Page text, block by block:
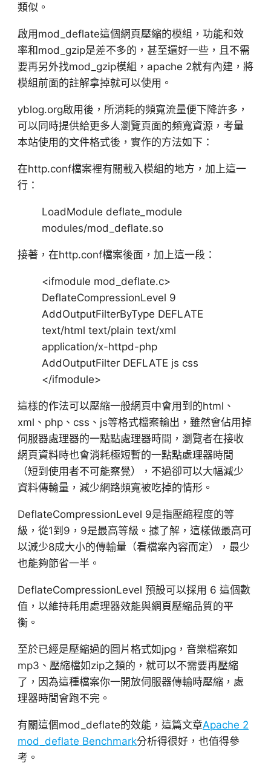
類似。
啟用mod_deflate這個網頁壓縮的模組，功能和效
率和mod_gzip是差不多的，甚至還好一些，且不需
要再另外找mod_gzip模組，apache 2就有內建，將
模組前面的註解拿掉就可以使用。
yblog.org啟用後，所消耗的頻寬流量便下降許多，
可以同時提供給更多人瀏覽頁面的頻寬資源，考量
本站使用的文件格式後，實作的方法如下：
在http.conf檔案裡有關載入模組的地方，加上這一
行：
LoadModule deflate_module
modules/mod_deflate.so
接著，在http.conf檔案後面，加上這一段：
<ifmodule mod_deflate.c>
DeflateCompressionLevel 9
AddOutputFilterByType DEFLATE
text/html text/plain text/xml
application/x-httpd-php
AddOutputFilter DEFLATE js css
</ifmodule>
這樣的作法可以壓縮一般網頁中會用到的html、
xml、php、css、js等格式檔案輸出，雖然會佔用掉
伺服器處理器的一點點處理器時間，瀏覽者在接收
網頁資料時也會消耗極短暫的一點點處理器時間
（短到使用者不可能察覺），不過卻可以大幅減少
資料傳輸量，減少網路頻寬被吃掉的情形。
DeflateCompressionLevel 9是指壓縮程度的等
級，從1到9，9是最高等級。據了解，這樣做最高可
以減少8成大小的傳輸量（看檔案內容而定），最少
也能夠節省一半。
DeflateCompressionLevel 預設可以採用 6 這個數
值，以維持耗用處理器效能與網頁壓縮品質的平
衡。
至於已經是壓縮過的圖片格式如jpg，音樂檔案如
mp3、壓縮檔如zip之類的，就可以不需要再壓縮
了，因為這種檔案你一開放伺服器傳輸時壓縮，處
理器時間會跑不完。
有關這個mod_deflate的效能，這篇文章Apache 2
mod_deflate Benchmark分析得很好，也值得參
考。